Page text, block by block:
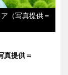
（写真提供＝
真提供＝